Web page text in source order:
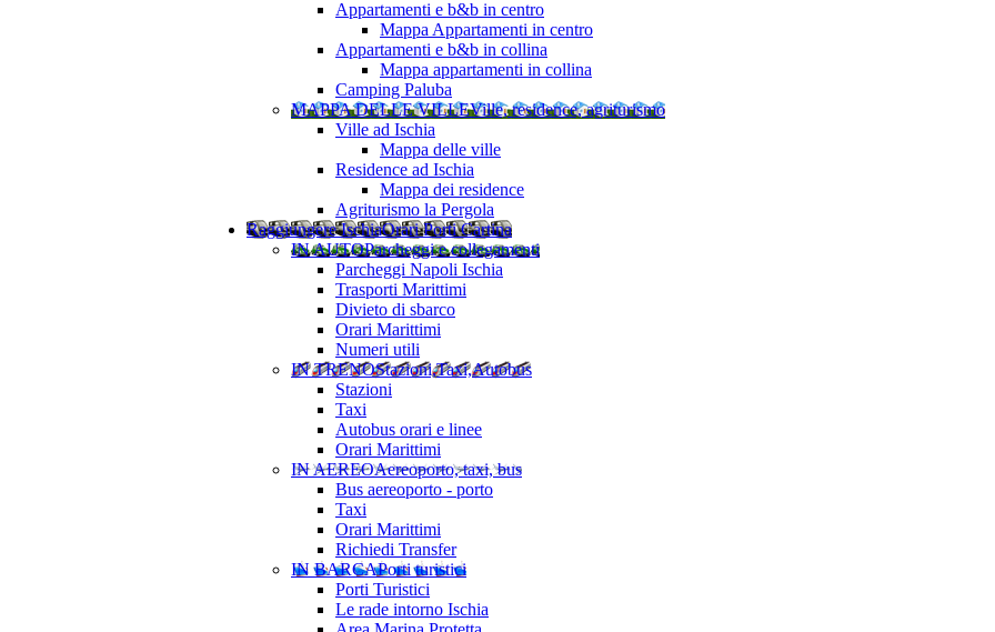
Appartamenti e b&b in centro
Mappa Appartamenti in centro
Appartamenti e b&b in collina
Mappa appartamenti in collina
Camping Paluba
MAPPA DELLE VILLEVille, residence, agriturismo
Ville ad Ischia
Mappa delle ville
Residence ad Ischia
Mappa dei residence
Agriturismo la Pergola
Raggiungere IschiaOrari Porti Cartina
IN AUTOParcheggi e collegamenti
Parcheggi Napoli Ischia
Trasporti Marittimi
Divieto di sbarco
Orari Marittimi
Numeri utili
IN TRENOStazioni,Taxi,Autobus
Stazioni
Taxi
Autobus orari e linee
Orari Marittimi
IN AEREOAereoporto, taxi, bus
Bus aereoporto - porto
Taxi
Orari Marittimi
Richiedi Transfer
IN BARCAPorti turistici
Porti Turistici
Le rade intorno Ischia